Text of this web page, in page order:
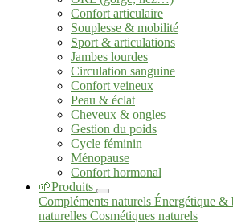
Confort articulaire
Souplesse & mobilité
Sport & articulations
Jambes lourdes
Circulation sanguine
Confort veineux
Peau & éclat
Cheveux & ongles
Gestion du poids
Cycle féminin
Ménopause
Confort hormonal
🌱Produits
Compléments naturels Énergétique &
naturelles Cosmétiques naturels